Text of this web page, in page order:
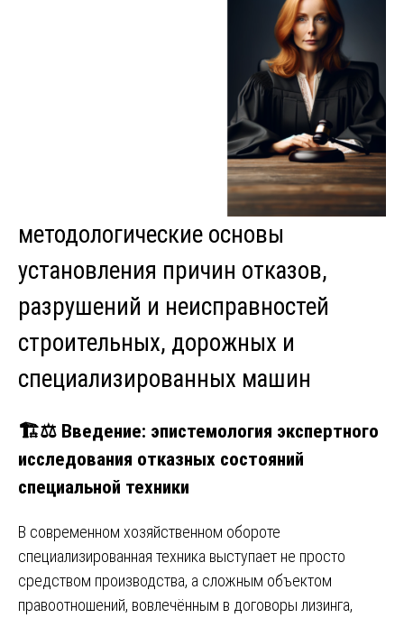
методологические основы
установления причин отказов,
разрушений и неисправностей
строительных, дорожных и
специализированных машин
🏗️⚖️ Введение: эпистемология экспертного
исследования отказных состояний
специальной техники
В современном хозяйственном обороте
специализированная техника выступает не просто
средством производства, а сложным объектом
правоотношений, вовлечённым в договоры лизинга,